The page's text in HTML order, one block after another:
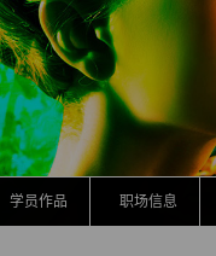
学员作品 职场信息